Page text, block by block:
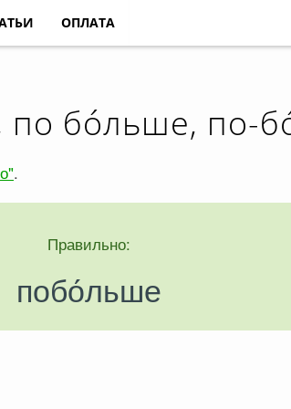
ОПЛАТА
по бо́льше, по-
.
Правильно:
побо́льше